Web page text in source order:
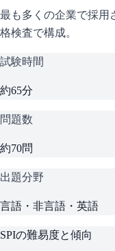
最も多くの企業で採用
格検査で構成。
試験時間
約65分
問題数
約70問
出題分野
言語・非言語・英語
SPIの難易度と傾向